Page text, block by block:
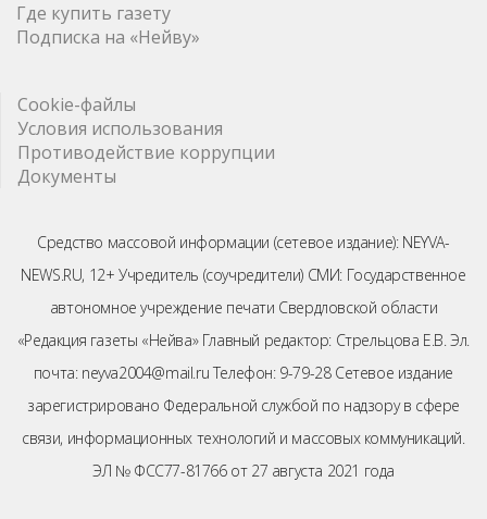
Где купить газету
Подписка на «Нейву»
Cookie-файлы
Условия использования
Противодействие коррупции
Документы
Средство массовой информации (сетевое издание): NEYVA-
NEWS.RU, 12+ Учредитель (соучредители) СМИ: Государственное
автономное учреждение печати Свердловской области
«Редакция газеты «Нейва» Главный редактор: Стрельцова Е.В. Эл.
почта: neyva2004@mail.ru Телефон: 9-79-28 Сетевое издание
зарегистрировано Федеральной службой по надзору в сфере
связи, информационных технологий и массовых коммуникаций.
ЭЛ № ФСС77-81766 от 27 августа 2021 года